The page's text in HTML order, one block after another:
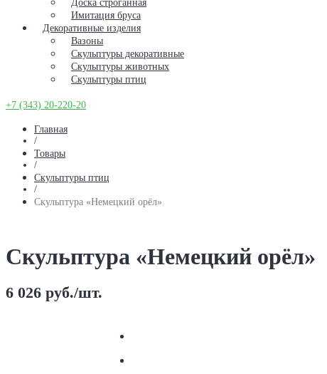
Доска строганная
Имитация бруса
Декоративные изделия
Вазоны
Скульптуры декоративные
Скульптуры животных
Скульптуры птиц
+7 (343) 20-220-20
Главная
/
Товары
/
Скульптуры птиц
/
Скульптура «Немецкий орёл»
Скульптура «Немецкий орёл»
6 026 руб./шт.